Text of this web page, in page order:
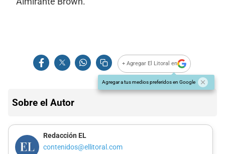
+ Agregar El Litoral en
Agregar a tus medios preferidos en Google
Sobre el Autor
Redacción EL
contenidos@ellitoral.com